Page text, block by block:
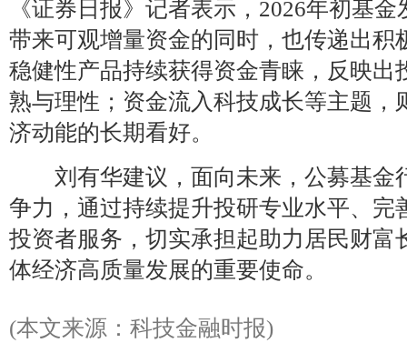
《证券日报》记者表示，2026年初基
带来可观增量资金的同时，也传递出积
稳健性产品持续获得资金青睐，反映出
熟与理性；资金流入科技成长等主题，
济动能的长期看好。
刘有华建议，面向未来，公募基金
争力，通过持续提升投研专业水平、完
投资者服务，切实承担起助力居民财富
体经济高质量发展的重要使命。
(本文来源：科技金融时报)